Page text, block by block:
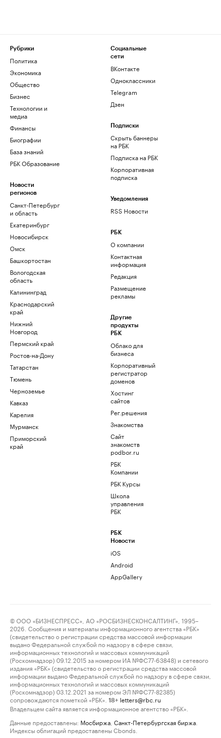
Рубрики
Политика
Экономика
Общество
Бизнес
Технологии и
медиа
Финансы
Биографии
База знаний
РБК Образование
Новости
регионов
Санкт-Петербург
и область
Екатеринбург
Новосибирск
Омск
Башкортостан
Вологодская
область
Калининград
Краснодарский
край
Нижний
Новгород
Пермский край
Ростов-на-Дону
Татарстан
Тюмень
Черноземье
Кавказ
Карелия
Мурманск
Приморский
край
Социальные
сети
ВКонтакте
Одноклассники
Telegram
Дзен
Подписки
Скрыть баннеры
на РБК
Подписка на РБК
Корпоративная
подписка
Уведомления
RSS Новости
РБК
О компании
Контактная
информация
Редакция
Размещение
рекламы
Другие
продукты
РБК
Облако для
бизнеса
Корпоративный
регистратор
доменов
Хостинг
сайтов
Рег.решения
Знакомства
Сайт
знакомств
podbor.ru
РБК
Компании
РБК Курсы
Школа
управления
РБК
РБК
Новости
iOS
Android
AppGallery
© ООО «БИЗНЕСПРЕСС», АО «РОСБИЗНЕСКОНСАЛТИНГ», 1995–
2026. Сообщения и материалы информационного агентства «РБК»
(свидетельство о регистрации средства массовой информации
выдано Федеральной службой по надзору в сфере связи,
информационных технологий и массовых коммуникаций
(Роскомнадзор) 09.12.2015 за номером ИА №ФС77-63848) и сетевого
издания «РБК» (свидетельство о регистрации средства массовой
информации выдано Федеральной службой по надзору в сфере связи,
информационных технологий и массовых коммуникаций
(Роскомнадзор) 03.12.2021 за номером ЭЛ №ФС77-82385)
сопровождаются пометкой «РБК».
18+ letters@rbc.ru
Владельцем сайта является информационное агентство «РБК».
Данные предоставлены: Мосбиржа Санкт-Петербургская биржа
Индексы облигаций предоставлены Cbonds.